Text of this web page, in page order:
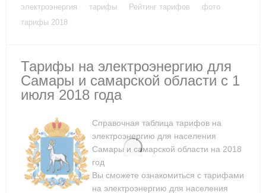
электроэнергия тарифы Рейтинг тарифов
фото
тарифы 2018
Тарифы на электроэнергию для
Самары и самарской области с 1
июля 2018 года
Справочная таблица тарифов на
электроэнергию для населения
Самары и самарской области на 2018
год
Вы сможете ознакомиться с тарифами
на электроэнергию для населения